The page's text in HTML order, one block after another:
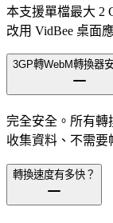
本支援單檔最大 2
改用 VidBee 桌面
3GP轉WebM轉換器
完全安全。所有轉
收集資料、不需要
轉換速度有多快？